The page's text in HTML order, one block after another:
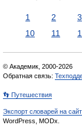
1 2 3
10
11
© Академик, 2000-2026
Обратная связь:
👣 Путешествия
Экспорт словарей на
WordPress, MODx.